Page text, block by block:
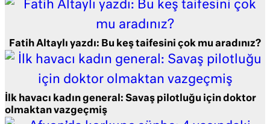
Fatih Altaylı yazdı: Bu keş taifesini çok mu aradınız?
İlk havacı kadın general: Savaş pilotluğu için doktor
olmaktan vazgeçmiş